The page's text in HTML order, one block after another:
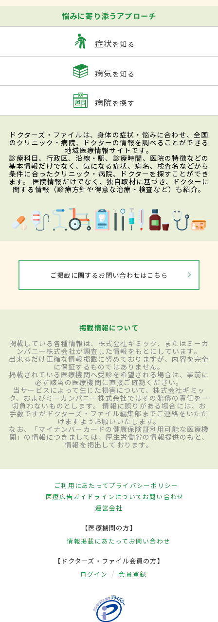
悩みに寄り添うアプローチ
症状を知る
病気を知る
病院を探す
ドクターズ・ファイルは、身体の症状・悩みに合わせ、全国
のクリニック・病院、ドクターの情報を調べることができる
地域医療情報サイトです。
診療科目、行政区、沿線・駅、診療時間、医院の特徴などの
基本情報だけでなく、気になる症状、病名、検査名などから
条件に合ったクリニック・病院、ドクターを探すことができ
ます。 医院情報だけでなく、独自取材に基づき、ドクターに
関する情報（診療方針や得意な治療・検査など）も紹介。
ご掲載に関するお問い合わせはこちら
掲載情報について
掲載している各種情報は、株式会社ギミック、またはミーカ
ンパニー株式会社が調査した情報をもとにしています。
出来るだけ正確な情報掲載に努めておりますが、内容を完全
に保証するものではありません。
掲載されている医療機関へ受診を希望される場合は、事前に
必ず該当の医療機関に直接ご確認ください。
当サービスによって生じた損害について、株式会社ギミッ
ク、およびミーカンパニー株式会社ではその賠償の責任を一
切負わないものとします。 情報に誤りがある場合には、お
手数ですがドクターズ・ファイル編集部までご連絡をいただ
けますようお願いいたします。
なお、「マイナンバーカードの健康保険証利用可能な医療機
関」の情報につきましては、厚生労働省の情報提供のもと、
情報を掲出しております。
ご利用にあたってプライバシーポリシー
医療広告ガイドラインについてお問い合わせ
運営会社
【医療機関の方】
情報掲載にあたって お問い合わせ
【ドクターズ・ファイル会員の方】
ログイン 会員登録